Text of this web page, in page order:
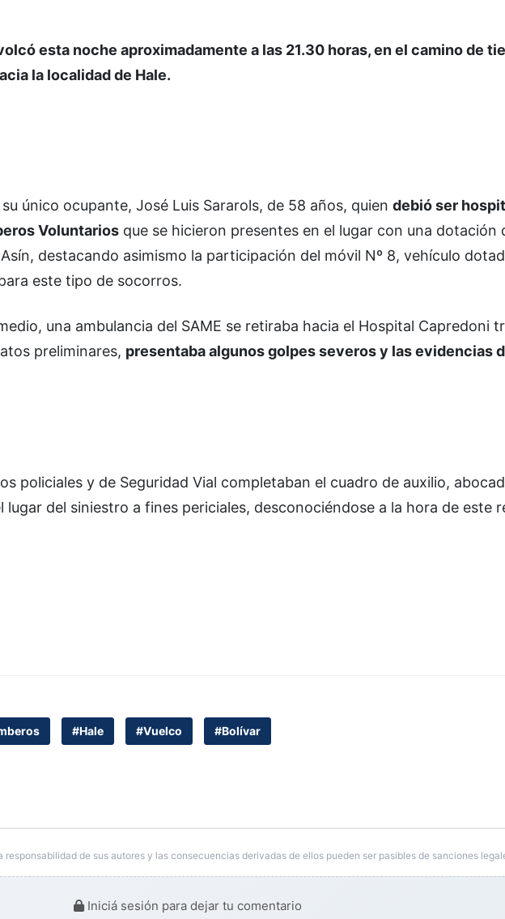
esta noche aproximadamente a las 21.30 horas, en el camino de
la localidad de Hale.
único ocupante, José Luis Sararols, de 58 años, quien debió ser
Voluntarios que se hicieron presentes en el lugar con una dotación
destacando asimismo la participación del móvil Nº 8, vehículo
este tipo de socorros.
una ambulancia del SAME se retiraba hacia el Hospital Capredoni
preliminares, presentaba algunos golpes severos y las evidencias
policiales y de Seguridad Vial completaban el cuadro de auxilio,
lugar del siniestro a fines periciales, desconociéndose a la hora de este
#Hale #Vuelco #Bolívar
de sus autores y las consecuencias derivadas de ellos pueden ser pasibles de sanciones
Iniciá sesión para dejar tu comentario